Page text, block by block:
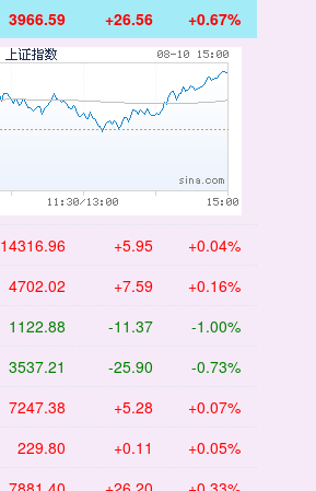
3966.59 +26.56 +0.67%
14316.96 +5.95 +0.04%
4702.02 +7.59 +0.16%
1122.88 -11.37 -1.00%
3537.21 -25.90 -0.73%
7247.38 +5.28 +0.07%
229.80 +0.11 +0.05%